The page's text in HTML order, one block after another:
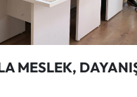
MESLEK,